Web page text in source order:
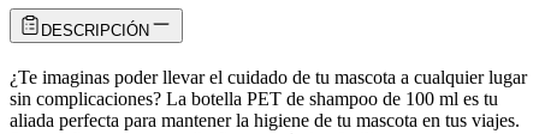
DESCRIPCIÓN
¿Te imaginas poder llevar el cuidado de tu mascota a cualquier lugar
sin complicaciones? La botella PET de shampoo de 100 ml es tu
aliada perfecta para mantener la higiene de tu mascota en tus viajes.